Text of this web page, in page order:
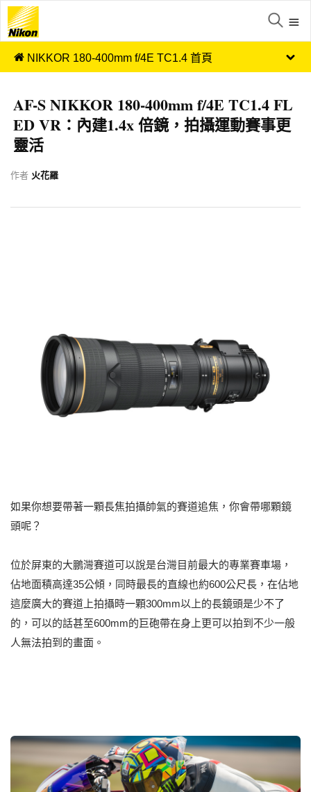
NIKKOR 180-400mm f/4E TC1.4 首頁
AF-S NIKKOR 180-400mm f/4E TC1.4 FL
ED VR：內建1.4x 倍鏡，拍攝運動賽事更
靈活
作者 火花羅
如果你想要帶著一顆長焦拍攝帥氣的賽道追焦，你會帶哪顆鏡
頭呢？
位於屏東的大鵬灣賽道可以說是台灣目前最大的專業賽車場，
佔地面積高達35公傾，同時最長的直線也約600公尺長，在佔地
這麼廣大的賽道上拍攝時一顆300mm以上的長鏡頭是少不了
的，可以的話甚至600mm的巨砲帶在身上更可以拍到不少一般
人無法拍到的畫面。